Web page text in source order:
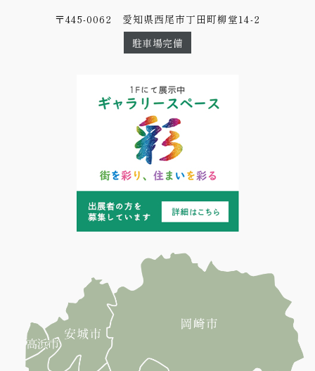
〒445-0062 愛知県西尾市丁田町柳堂14-2
駐車場完備